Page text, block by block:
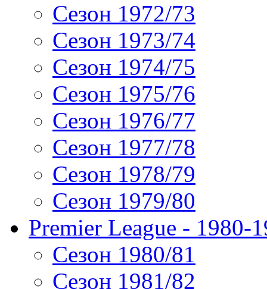
Сезон 1972/73
Сезон 1973/74
Сезон 1974/75
Сезон 1975/76
Сезон 1976/77
Сезон 1977/78
Сезон 1978/79
Сезон 1979/80
Premier League - 1980-
Сезон 1980/81
Сезон 1981/82